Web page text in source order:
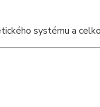
systému a